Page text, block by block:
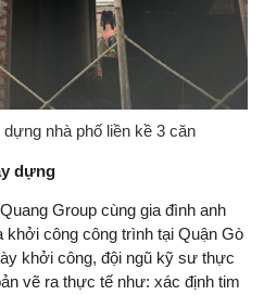
nhà phố liền kề 3 căn
dựng
Group cùng gia đình anh
khởi công công trình tại Quận Gò
khởi công, đội ngũ kỹ sư thực
vẽ ra thực tế như: xác định tim